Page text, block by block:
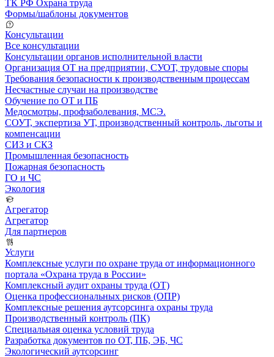
ТК РФ Охрана труда
Формы/шаблоны документов
Консультации
Все консультации
Консультации органов исполнительной власти
Организация ОТ на предприятии, СУОТ, трудовые споры
Требования безопасности к производственным процессам
Несчастные случаи на производстве
Обучение по ОТ и ПБ
Медосмотры, профзаболевания, МСЭ.
СОУТ, экспертиза УТ, производственный контроль, льготы и
компенсации
СИЗ и СКЗ
Промышленная безопасность
Пожарная безопасность
ГО и ЧС
Экология
Агрегатор
Агрегатор
Для партнеров
Услуги
Комплексные услуги по охране труда от информационного
портала «Охрана труда в России»
Комплексный аудит охраны труда (ОТ)
Оценка профессиональных рисков (ОПР)
Комплексные решения аутсорсинга охраны труда
Производственный контроль (ПК)
Специальная оценка условий труда
Разработка документов по ОТ, ПБ, ЭБ, ЧС
Экологический аутсорсинг